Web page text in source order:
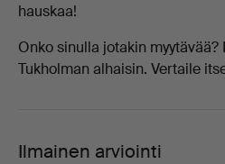
hauskaa!
Onko sinulla jotakin myytävää?
Tukholman alhaisin. Vertaile
Ilmainen arviointi